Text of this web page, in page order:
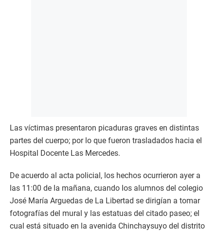
Las víctimas presentaron picaduras graves en distintas
partes del cuerpo; por lo que fueron trasladados hacia el
Hospital Docente Las Mercedes.
De acuerdo al acta policial, los hechos ocurrieron ayer a
las 11:00 de la mañana, cuando los alumnos del colegio
José María Arguedas de La Libertad se dirigían a tomar
fotografías del mural y las estatuas del citado paseo; el
cual está situado en la avenida Chinchaysuyo del distrito